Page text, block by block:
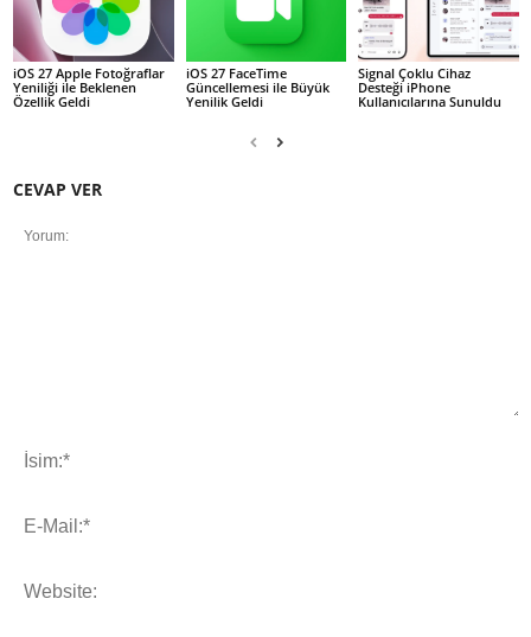
iOS 27 Apple Fotoğraflar
Yeniliği ile Beklenen
Özellik Geldi
iOS 27 FaceTime
Güncellemesi ile Büyük
Yenilik Geldi
Signal Çoklu Cihaz
Desteği iPhone
Kullanıcılarına Sunuldu
CEVAP VER